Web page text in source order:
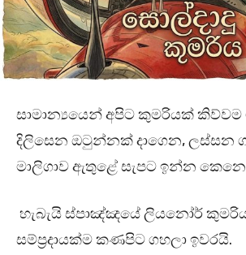
සාමාන්‍යයෙන් අපිට කුමරියක්
දිලිසෙන ඔටුන්නක් දාගෙන, ලස්සන
මාලිගාව ඇතුළේ සැපට ඉන්න
හැබැයි ස්පාඤ්ඤයේ ලියනෝර්
සම්ප්‍රදායක්ම කණපිට ගහලා ඉවරයි.